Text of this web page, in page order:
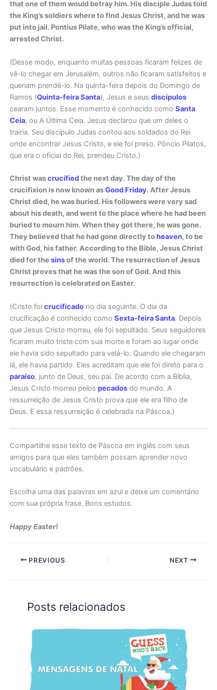
that one of them would betray him. His disciple Judas told
the King’s soldiers where to find Jesus Christ, and he was
put into jail. Pontius Pilate, who was the King’s official,
arrested Christ.
(Desse modo, enquanto muitas pessoas ficaram felizes de
vê-lo chegar em Jerusalém, outros não ficaram satisfeitos e
queriam prendê-lo. Na quinta-feira depois do Domingo de
Ramos (Quinta-feira Santa), Jesus e seus discípulos
cearam juntos. Esse momento é conhecido como Santa
Ceia, ou A Última Ceia. Jesus declarou que um deles o
trairia. Seu discípulo Judas contou aos soldados do Rei
onde encontrar Jesus Cristo, e ele foi preso. Pôncio Pilatos,
que era o oficial do Rei, prendeu Cristo.)
Christ wascrucifiedthe next day. The day of the
crucifixion is now known asGood Friday. After Jesus
Christ died, he was buried. His followers were very sad
about his death, and went to the place where he had been
buried to mourn him. When they got there, he was gone.
They believed that he had gone directly to heaven, to be
with God, his father. According to the Bible, Jesus Christ
died for the sinsof the world. The resurrection of Jesus
Christ proves that he was the son of God. And this
resurrection is celebrated on Easter.
(Cristo foi crucificado no dia seguinte. O dia da
crucificação é conhecido como Sexta-feira Santa. Depois
que Jesus Cristo morreu, ele foi sepultado. Seus seguidores
ficaram muito triste com sua morte e foram ao lugar onde
ele havia sido sepultado para velá-lo. Quando ele chegaram
lá, ele havia partido. Eles acreditam que ele foi direto para o
paraíso, junto de Deus, seu pai. De acordo com a Bíblia,
Jesus Cristo morreu pelos pecados do mundo. A
ressurreição de Jesus Cristo prova que ele era filho de
Deus. E essa ressurreição é celebrada na Páscoa.)
Compartilhe esse texto de Páscoa em inglês com seus
amigos para que eles também possam aprender novo
vocabulário e padrões.
Escolha uma das palavras em azul e deixe um comentário
com sua própria frase. Bons estudos.
Happy Easter!
PREVIOUS NEXT
Posts relacionados